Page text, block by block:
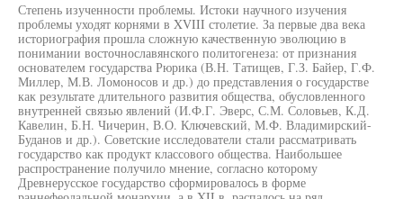
Степень изученности проблемы. Истоки научного изучения
проблемы уходят корнями в XVIII столетие. За первые два века
историография прошла сложную качественную эволюцию в
понимании восточнославянского политогенеза: от признания
основателем государства Рюрика (В.Н. Татищев, Г.З. Байер, Г.Ф.
Миллер, М.В. Ломоносов и др.) до представления о государстве
как результате длительного развития общества, обусловленного
внутренней связью явлений (И.Ф.Г. Эверс, С.М. Соловьев, К.Д.
Кавелин, Б.Н. Чичерин, В.О. Ключевский, М.Ф. Владимирский-
Буданов и др.). Советские исследователи стали рассматривать
государство как продукт классового общества. Наибольшее
распространение получило мнение, согласно которому
Древнерусское государство сформировалось в форме